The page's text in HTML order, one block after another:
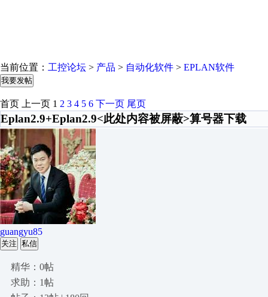
当前位置： 工控论坛 > 产品 > 自动化软件 > EPLAN软件
我要发帖
首页 上一页 1 2 3 4 5 6 下一页 尾页
Eplan2.9+Eplan2.9<此处内容被屏蔽>算号器下载
guangyu85
关注 私信
精华：0帖
求助：1帖